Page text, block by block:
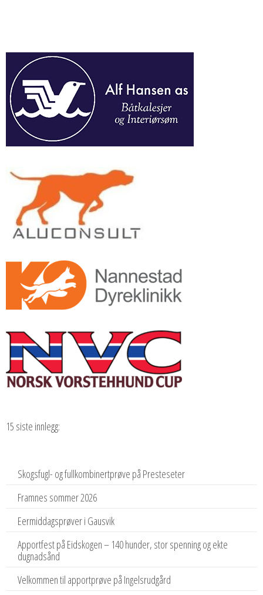
15 siste innlegg:
Skogsfugl- og fullkombinertprøve på Presteseter
Framnes sommer 2026
Eermiddagsprøver i Gausvik
Apportfest på Eidskogen – 140 hunder, stor spenning og ekte
dugnadsånd
Velkommen til apportprøve på Ingelsrudgård